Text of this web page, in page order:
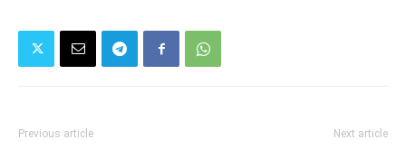
Previous article Next article